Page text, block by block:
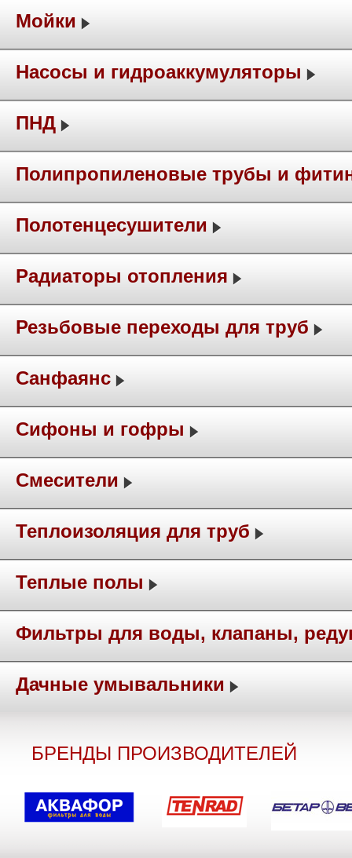
Мойки
Насосы и гидроаккумуляторы
ПНД
Полипропиленовые трубы и
Полотенцесушители
Радиаторы отопления
Резьбовые переходы для труб
Санфаянс
Сифоны и гофры
Смесители
Теплоизоляция для труб
Теплые полы
Фильтры для воды, клапаны,
Дачные умывальники
БРЕНДЫ ПРОИЗВОДИТЕЛЕЙ